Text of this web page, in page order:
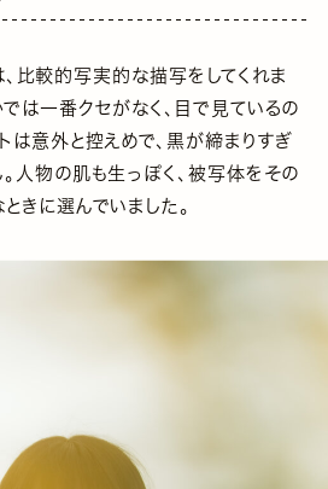
比較的写実的な描写をしてくれま
は一番クセがなく、目で見ているの
は意外と控えめで、黒が締まりすぎ
人物の肌も生っぽく、被写体をその
きに選んでいました。